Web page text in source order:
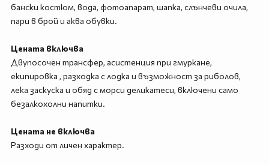
бански костюм, вода, фотоапарат, шапка, слънчеви очила,
пари в брой и аква обувки.
Цената включва
Двупосочен трансфер, асистенция при гмуркане,
екипировка , разходка с лодка и възможност за риболов,
лека заскуска и обяд с морси деликатеси, включени само
безалкохолни напитки.
Цената не включва
Разходи от личен характер.